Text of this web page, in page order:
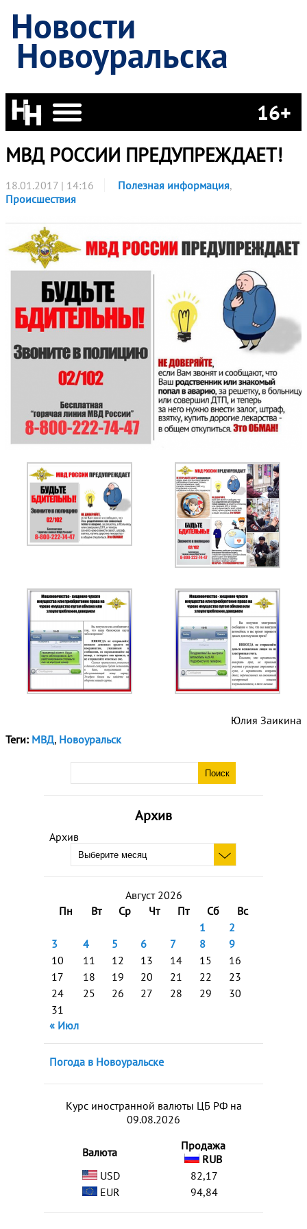
Новости
Новоуральска
16+
Архив
Архив
Август 2026
Пн
Вт Ср Чт Пт Сб
Вс
1
2
3
4 5 6 7 8
9
10
11 12 13 14 15
16
17
18 19 20 21 22
23
24
25 26 27 28 29
30
31
« Июл
Погода в Новоуральске
Курс иностранной валюты ЦБ РФ на
09.08.2026
Валюта
Продажа
RUB
USD
82,17
EUR
94,84
МВД РОССИИ ПРЕДУПРЕЖДАЕТ!
18.01.2017 | 14:16 Полезная информация,
Происшествия
Юлия Заикина
Теги: МВД, Новоуральск